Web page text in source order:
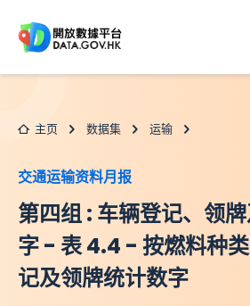
主页 数据集 运输
交通运输资料月报
第四组 : 车辆登记、领
字 - 表 4.4 - 按燃料种
记及领牌统计数字